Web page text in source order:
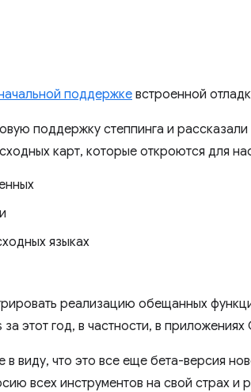
поддержке встроенной
поддержку степпинга и
карт, которые откроются для
языках
реализацию обещанных
этот год, в частности, в приложениях
виду, что это все еще бета-версия
всех инструментов на свой страх и